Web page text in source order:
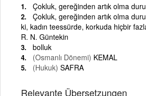
Çokluk, gereğinden artık olma
Çokluk, gereğinden artık olma
ki, kadın teessürde, korkuda hiçbir
R. N. Güntekin
bolluk
(Osmanlı Dönemi) KEMAL
(Hukuk) SAFRA
Relevante Übersetzungen